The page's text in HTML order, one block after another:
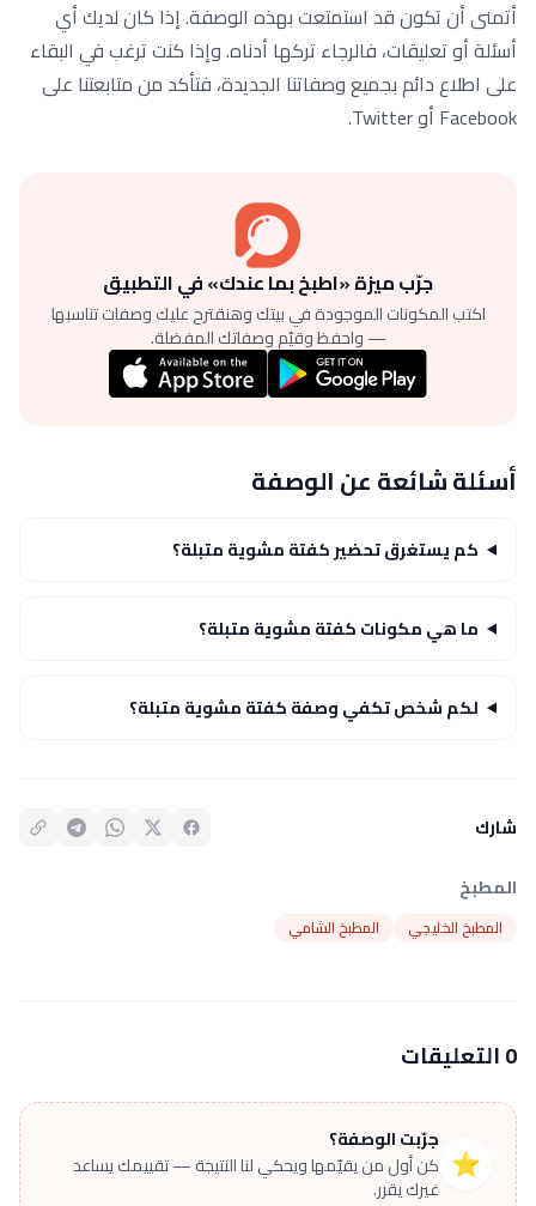
أتمنى أن تكون قد استمتعت بهذه الوصفة. إذا كان لديك أي
أسئلة أو تعليقات، فالرجاء تركها أدناه. وإذا كنت ترغب في البقاء
على اطلاع دائم بجميع وصفاتنا الجديدة، فتأكد من متابعتنا على
Facebook أو Twitter.
جرّب ميزة «اطبخ بما عندك» في التطبيق
اكتب المكونات الموجودة في بيتك وهنقترح عليك وصفات تناسبها
— واحفظ وقيّم وصفاتك المفضلة.
أسئلة شائعة عن الوصفة
كم يستغرق تحضير كفتة مشوية متبلة؟
ما هي مكونات كفتة مشوية متبلة؟
لكم شخص تكفي وصفة كفتة مشوية متبلة؟
شارك
المطبخ
المطبخ الخليجي المطبخ الشامي
0 التعليقات
⭐
جرّبت الوصفة؟
كن أول من يقيّمها ويحكي لنا النتيجة — تقييمك يساعد
غيرك يقرر.